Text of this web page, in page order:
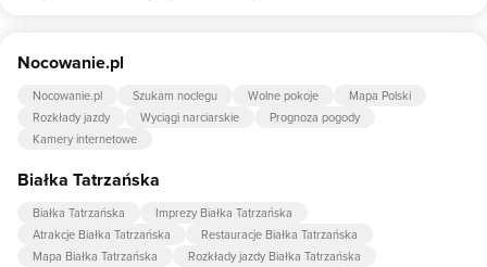
pościel dla dzieci.
dzieci, plac zabaw dla dzieci, kącik zabaw dla dzieci, piaskownica,
trampolina, huśtawka.
Nocowanie.pl
Nocowanie.pl Szukam noclegu Wolne pokoje
Mapa Polski
Rozkłady jazdy
Wyciągi narciarskie
Prognoza pogody
Kamery internetowe
Białka Tatrzańska
Białka Tatrzańska
Imprezy Białka Tatrzańska
Atrakcje Białka Tatrzańska
Restauracje Białka Tatrzańska
Mapa Białka Tatrzańska
Rozkłady jazdy Białka Tatrzańska